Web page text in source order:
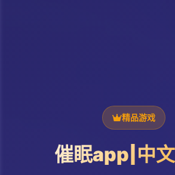
精品游戏
催眠app|中